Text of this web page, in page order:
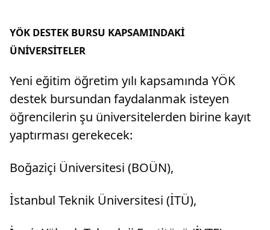
YÖK DESTEK BURSU KAPSAMINDAKİ
ÜNİVERSİTELER
Yeni eğitim öğretim yılı kapsamında YÖK
destek bursundan faydalanmak isteyen
öğrencilerin şu üniversitelerden birine kayıt
yaptırması gerekecek:
Boğaziçi Üniversitesi (BOÜN),
İstanbul Teknik Üniversitesi (İTÜ),